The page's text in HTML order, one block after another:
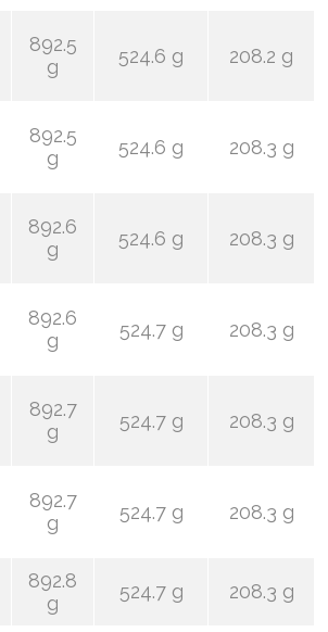
892.5
g
524.6 g 208.2 g
892.5
g
524.6 g 208.3 g
892.6
g
524.6 g 208.3 g
892.6
g
524.7 g 208.3 g
892.7
g
524.7 g 208.3 g
892.7
g
524.7 g 208.3 g
892.8
g
524.7 g 208.3 g